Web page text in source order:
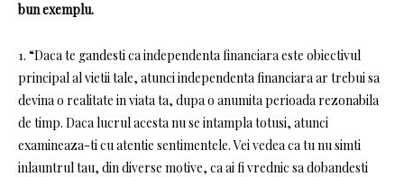
bun exemplu.
1. “Daca te gandesti ca independenta financiara este obiectivul
principal al vietii tale, atunci independenta financiara ar trebui sa
devina o realitate in viata ta, dupa o anumita perioada rezonabila
de timp. Daca lucrul acesta nu se intampla totusi, atunci
examineaza-ti cu atentie sentimentele. Vei vedea ca tu nu simti
inlauntrul tau, din diverse motive, ca ai fi vrednic sa dobandesti